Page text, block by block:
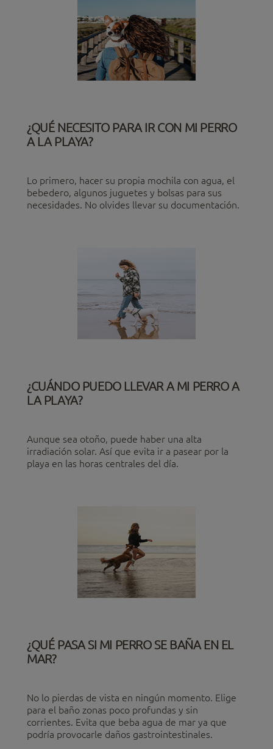
¿QUÉ NECESITO PARA IR CON MI PERRO
A LA PLAYA?
Lo primero, hacer su propia mochila con agua, el
bebedero, algunos juguetes y bolsas para sus
necesidades. No olvides llevar su documentación.
¿CUÁNDO PUEDO LLEVAR A MI PERRO A
LA PLAYA?
Aunque sea otoño, puede haber una alta
irradiación solar. Así que evita ir a pasear por la
playa en las horas centrales del día.
¿QUÉ PASA SI MI PERRO SE BAÑA EN EL
MAR?
No lo pierdas de vista en ningún momento. Elige
para el baño zonas poco profundas y sin
corrientes. Evita que beba agua de mar ya que
podría provocarle daños gastrointestinales.